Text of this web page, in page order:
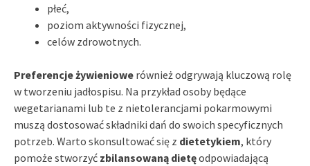
płeć,
poziom aktywności fizycznej,
celów zdrowotnych.
Preferencje żywieniowe również odgrywają kluczową rolę
w tworzeniu jadłospisu. Na przykład osoby będące
wegetarianami lub te z nietolerancjami pokarmowymi
muszą dostosować składniki dań do swoich specyficznych
potrzeb. Warto skonsultować się z dietetykiem, który
pomoże stworzyć zbilansowaną dietęodpowiadającą